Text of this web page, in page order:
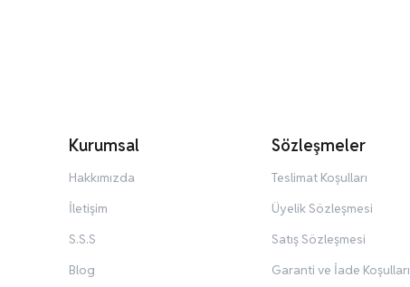
Kurumsal
Hakkımızda
İletişim
S.S.S
Blog
Sözleşmeler
Teslimat Koşulları
Üyelik Sözleşmesi
Satış Sözleşmesi
Garanti ve İade Koşulları